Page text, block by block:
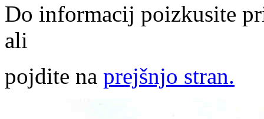
Do informacij poizkusite
ali
pojdite na prejšnjo stran.